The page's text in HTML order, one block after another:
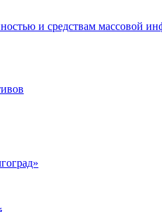
и средствам массовой